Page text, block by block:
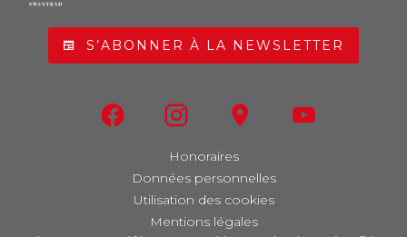
S’ABONNER À LA NEWSLETTER
Honoraires
Données personnelles
Utilisation des cookies
Mentions légales